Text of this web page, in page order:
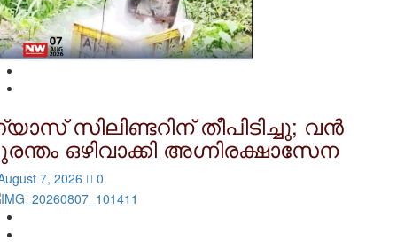
സിലിണ്ടറിന് തീപിടിച്ചു; വൻ
ഒഴിവാക്കി അഗ്നിരക്ഷാസേന
7, 2026 0